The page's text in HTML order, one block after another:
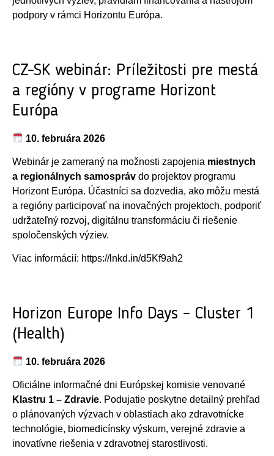
podpory v rámci Horizontu Európa.
CZ-SK webinár: Príležitosti pre mestá
a regióny v programe Horizont
Európa
10. februára 2026
Webinár je zameraný na možnosti zapojenia miestnych
a regionálnych samospráv do projektov programu
Horizont Európa. Účastníci sa dozvedia, ako môžu mestá
a regióny participovať na inovačných projektoch, podporiť
udržateľný rozvoj, digitálnu transformáciu či riešenie
spoločenských výziev.
Viac informácií: https://lnkd.in/d5Kf9ah2
Horizon Europe Info Days – Cluster 1
(Health)
10. februára 2026
Oficiálne informačné dni Európskej komisie venované
Klastru 1 – Zdravie. Podujatie poskytne detailný prehľad
o plánovaných výzvach v oblastiach ako zdravotnícke
technológie, biomedicínsky výskum, verejné zdravie a
inovatívne riešenia v zdravotnej starostlivosti.